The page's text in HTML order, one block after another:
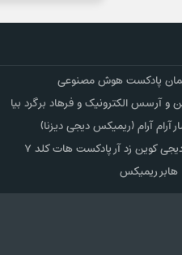
پادکست هوش مصنوعی
آرسس الکترونیک و فرهاد برگرد بیا
آرام آرام (ریمیکس دیجی دیزنا)
کوین زد آر پادکست هات کلد ۷
هابر ریمیکس